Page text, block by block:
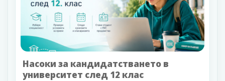
Насоки за кандидатстването в
университет след 12 клас